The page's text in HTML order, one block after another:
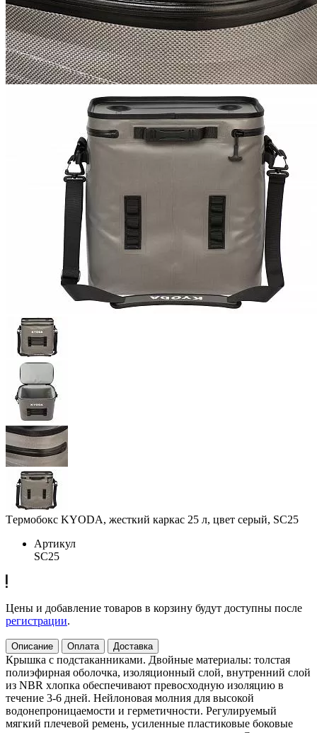
Tермобокс KYODA, жесткий каркас 25 л, цвет серый, SC25
Артикул
SC25
Цены и добавление товаров в корзину будут доступны после
регистрации.
Описание Оплата Доставка
Крышка с подстаканниками. Двойные материалы: толстая
полиэфирная оболочка, изоляционный слой, внутренний слой
из NBR хлопка обеспечивают превосходную изоляцию в
течение 3-6 дней. Нейлоновая молния для высокой
водонепроницаемости и герметичности. Регулируемый
мягкий плечевой ремень, усиленные пластиковые боковые